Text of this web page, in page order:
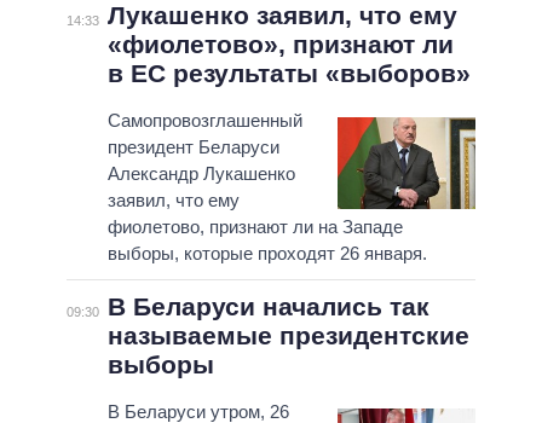
14:33 Лукашенко заявил, что ему
«фиолетово», признают ли
в ЕС результаты «выборов»
Самопровозглашенный
президент Беларуси
Александр Лукашенко
заявил, что ему
фиолетово, признают ли на Западе
выборы, которые проходят 26 января.
09:30
В Беларуси начались так
называемые президентские
выборы
В Беларуси утром, 26